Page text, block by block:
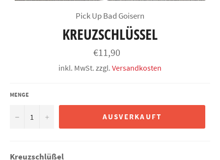
Pick Up Bad Goisern
KREUZSCHLÜSSEL
Normaler
Preis
€11,90
inkl. MwSt. zzgl. Versandkosten
MENGE
− + AUSVERKAUFT
Kreuzschlüßel